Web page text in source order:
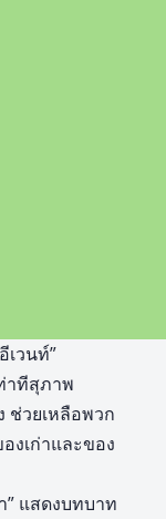
วนท์”
าทีสุภาพ
ช่วยเหลือพวก
งเก่าและของ
” แสดงบทบาท